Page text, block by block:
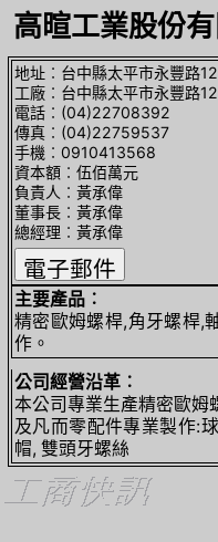
高暄工業股份
地址︰台中縣太平市永豐路
工廠︰台中縣太平市永豐路
電話︰(04)22708392
傳真︰(04)22759537
手機︰0910413568
資本額︰伍佰萬元
負責人︰黃承偉
董事長︰黃承偉
總經理︰黃承偉
主要產品︰
精密歐姆螺桿,角牙螺桿,
作。
公司經營沿革︰
本公司專業生產精密歐姆
及凡而零配件專業製作:
帽, 雙頭牙螺絲